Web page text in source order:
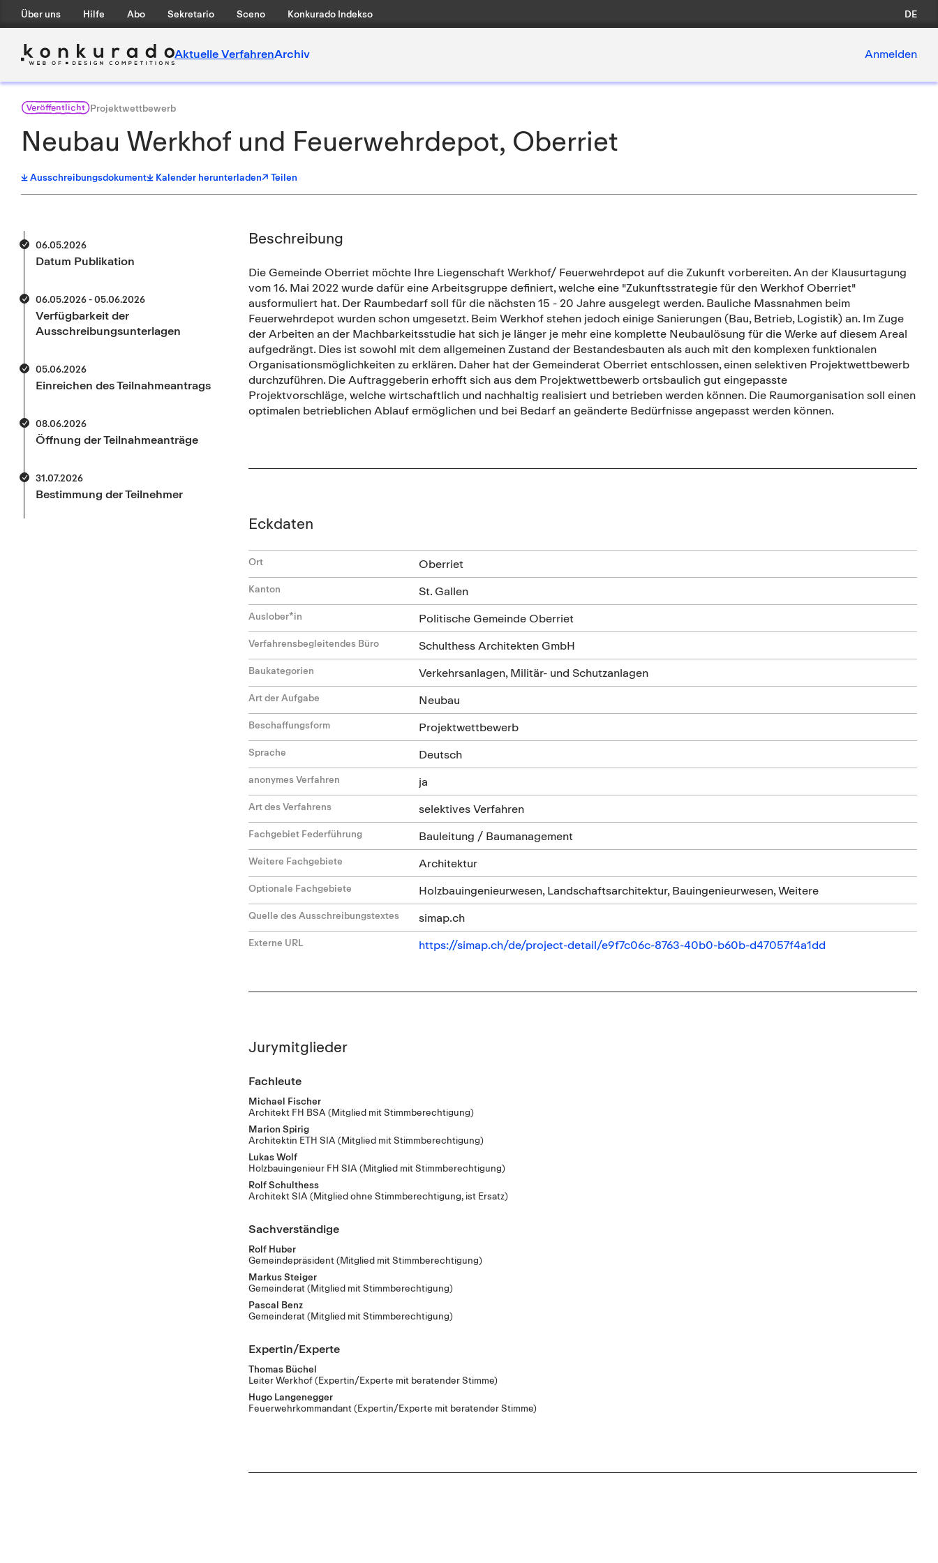
Über uns Hilfe Abo Sekretario Sceno Konkurado Indekso DE
Aktuelle VerfahrenArchiv Anmelden
VeröffentlichtProjektwettbewerb
Neubau Werkhof und Feuerwehrdepot, Oberriet
Ausschreibungsdokument Kalender herunterladen↗ Teilen
06.05.2026
Datum Publikation
06.05.2026 - 05.06.2026
Verfügbarkeit der
Ausschreibungsunterlagen
05.06.2026
Einreichen des Teilnahmeantrags
08.06.2026
Öffnung der Teilnahmeanträge
31.07.2026
Bestimmung der Teilnehmer
Beschreibung
Die Gemeinde Oberriet möchte Ihre Liegenschaft Werkhof/ Feuerwehrdepot auf die Zukunft vorbereiten. An der Klausurtagung
vom 16. Mai 2022 wurde dafür eine Arbeitsgruppe definiert, welche eine "Zukunftsstrategie für den Werkhof Oberriet"
ausformuliert hat. Der Raumbedarf soll für die nächsten 15 - 20 Jahre ausgelegt werden. Bauliche Massnahmen beim
Feuerwehrdepot wurden schon umgesetzt. Beim Werkhof stehen jedoch einige Sanierungen (Bau, Betrieb, Logistik) an. Im Zuge
der Arbeiten an der Machbarkeitsstudie hat sich je länger je mehr eine komplette Neubaulösung für die Werke auf diesem Areal
aufgedrängt. Dies ist sowohl mit dem allgemeinen Zustand der Bestandesbauten als auch mit den komplexen funktionalen
Organisationsmöglichkeiten zu erklären. Daher hat der Gemeinderat Oberriet entschlossen, einen selektiven Projektwettbewerb
durchzuführen. Die Auftraggeberin erhofft sich aus dem Projektwettbewerb ortsbaulich gut eingepasste
Projektvorschläge, welche wirtschaftlich und nachhaltig realisiert und betrieben werden können. Die Raumorganisation soll einen
optimalen betrieblichen Ablauf ermöglichen und bei Bedarf an geänderte Bedürfnisse angepasst werden können.
Eckdaten
Ort Oberriet
Kanton St. Gallen
Auslober*in Politische Gemeinde Oberriet
Verfahrensbegleitendes Büro Schulthess Architekten GmbH
Baukategorien Verkehrsanlagen, Militär- und Schutzanlagen
Art der Aufgabe Neubau
Beschaffungsform Projektwettbewerb
Sprache Deutsch
anonymes Verfahren ja
Art des Verfahrens selektives Verfahren
Fachgebiet Federführung Bauleitung / Baumanagement
Weitere Fachgebiete Architektur
Optionale Fachgebiete Holzbauingenieurwesen, Landschaftsarchitektur, Bauingenieurwesen, Weitere
Quelle des Ausschreibungstextes simap.ch
Externe URL https://simap.ch/de/project-detail/e9f7c06c-8763-40b0-b60b-d47057f4a1dd
Jurymitglieder
Fachleute
Michael Fischer
Architekt FH BSA (Mitglied mit Stimmberechtigung)
Marion Spirig
Architektin ETH SIA (Mitglied mit Stimmberechtigung)
Lukas Wolf
Holzbauingenieur FH SIA (Mitglied mit Stimmberechtigung)
Rolf Schulthess
Architekt SIA (Mitglied ohne Stimmberechtigung, ist Ersatz)
Sachverständige
Rolf Huber
Gemeindepräsident(Mitglied mit Stimmberechtigung)
Markus Steiger
Gemeinderat(Mitglied mit Stimmberechtigung)
Pascal Benz
Gemeinderat(Mitglied mit Stimmberechtigung)
Expertin/Experte
Thomas Büchel
Leiter Werkhof(Expertin/Experte mit beratender Stimme)
Hugo Langenegger
Feuerwehrkommandant(Expertin/Experte mit beratender Stimme)